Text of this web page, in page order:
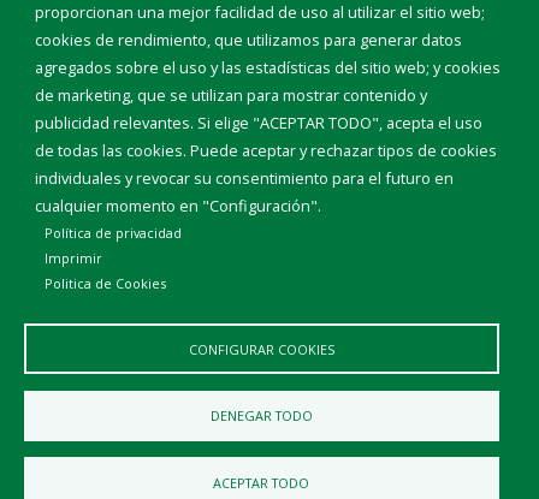
proporcionan una mejor facilidad de uso al utilizar el sitio web;
cookies de rendimiento, que utilizamos para generar datos
agregados sobre el uso y las estadísticas del sitio web; y cookies
de marketing, que se utilizan para mostrar contenido y
publicidad relevantes. Si elige "ACEPTAR TODO", acepta el uso
de todas las cookies. Puede aceptar y rechazar tipos de cookies
individuales y revocar su consentimiento para el futuro en
cualquier momento en "Configuración".
Política de privacidad
Imprimir
Politica de Cookies
CONFIGURAR COOKIES
DENEGAR TODO
ACEPTAR TODO
INICIAR SESIÓN
MAPA WEB
Diputación de Burgos